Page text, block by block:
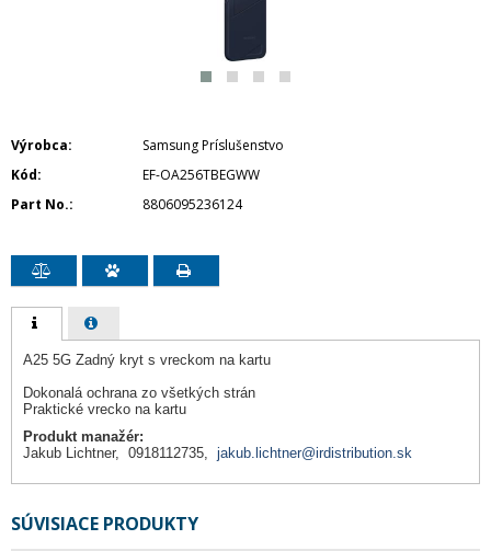
Výrobca
Samsung Príslušenstvo
Kód
EF-OA256TBEGWW
Part No.
8806095236124
A25 5G Zadný kryt s vreckom na kartu
Dokonalá ochrana zo všetkých strán
Praktické vrecko na kartu
Produkt manažér:
Jakub Lichtner, 0918112735, jakub.lichtner@irdistribution.sk
SÚVISIACE PRODUKTY